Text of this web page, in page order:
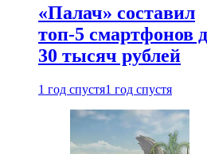
«Палач» составил
топ-5 смартфонов
30 тысяч рублей
1 год спустя1 год спустя